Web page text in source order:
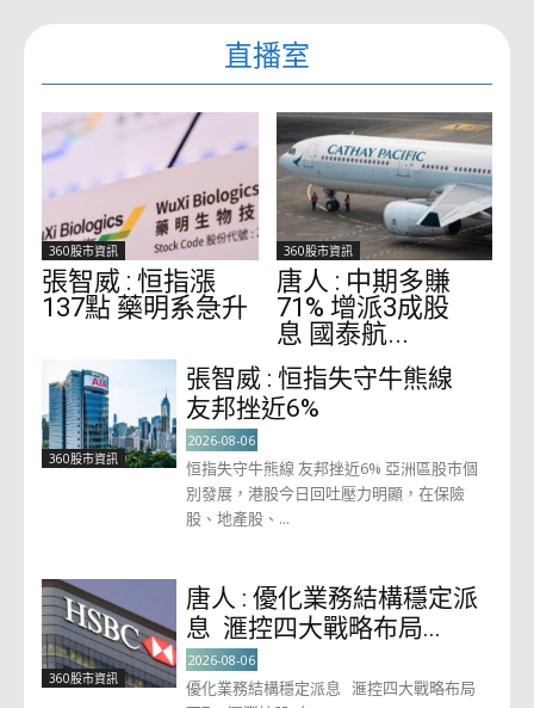
直播室
360股市資訊
張智威 : 恒指漲
137點 藥明系急升
360股市資訊
唐人 : 中期多賺
71% 增派3成股
息 國泰航...
360股市資訊
張智威 : 恒指失守牛熊線
友邦挫近6%
2026-08-06
恒指失守牛熊線 友邦挫近6% 亞洲區股市個
別發展，港股今日回吐壓力明顯，在保險
股、地產股、...
360股市資訊
唐人 : 優化業務結構穩定派
息 滙控四大戰略布局...
2026-08-06
優化業務結構穩定派息 滙控四大戰略布局